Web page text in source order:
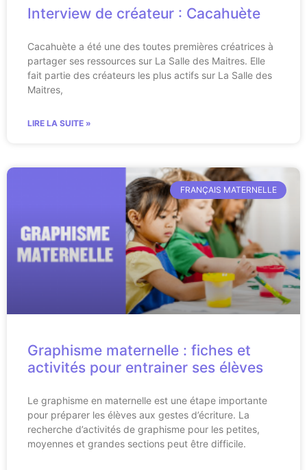
Interview de créateur : Cacahuète
Cacahuète a été une des toutes premières créatrices à
partager ses ressources sur La Salle des Maitres. Elle
fait partie des créateurs les plus actifs sur La Salle des
Maitres,
LIRE LA SUITE »
FRANÇAIS MATERNELLE
Graphisme maternelle : fiches et
activités pour entrainer ses élèves
Le graphisme en maternelle est une étape importante
pour préparer les élèves aux gestes d’écriture. La
recherche d’activités de graphisme pour les petites,
moyennes et grandes sections peut être difficile.